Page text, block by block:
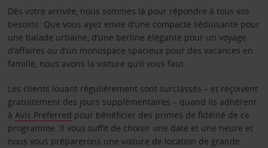
Dès votre arrivée, nous sommes là pour répondre à tous vos
besoins. Que vous ayez envie d’une compacte séduisante pour
une balade urbaine, d’une berline élégante pour un voyage
d’affaires ou d’un monospace spacieux pour des vacances en
famille, nous avons la voiture qu’il vous faut.
Les clients louant régulièrement sont surclassés – et reçoivent
gratuitement des jours supplémentaires – quand ils adhèrent
à Avis Preferred pour bénéficier des primes de fidélité de ce
programme. Il vous suffit de choisir une date et une heure et
nous vous préparerons une voiture de location de grande